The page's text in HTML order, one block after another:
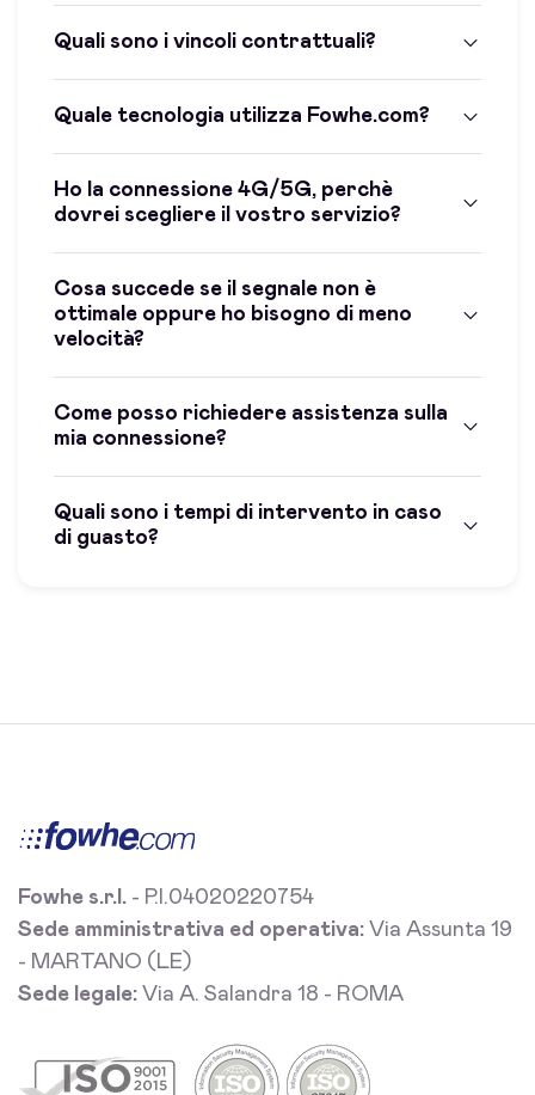
Quali sono i vincoli contrattuali?
Quale tecnologia utilizza Fowhe.com?
Ho la connessione 4G/5G, perchè
dovrei scegliere il vostro servizio?
Cosa succede se il segnale non è
ottimale oppure ho bisogno di meno
velocità?
Come posso richiedere assistenza sulla
mia connessione?
Quali sono i tempi di intervento in caso
di guasto?
Fowhe s.r.l. - P.I.04020220754
Sede amministrativa ed operativa: Via Assunta 19
- MARTANO (LE)
Sede legale: Via A. Salandra 18 - ROMA